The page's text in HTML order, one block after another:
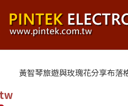
黃智琴旅遊與玫瑰花分享布落